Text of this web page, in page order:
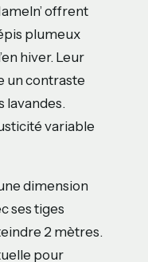
offrent
plumeux
hiver. Leur
un contraste
lavandes.
variable
dimension
ses tiges
2 mètres.
pour